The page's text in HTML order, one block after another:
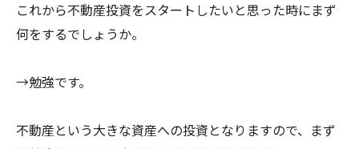
これから不動産投資をスタートしたいと思った時にまず
何をするでしょうか。
→勉強です。
不動産という大きな資産への投資となりますので、まず